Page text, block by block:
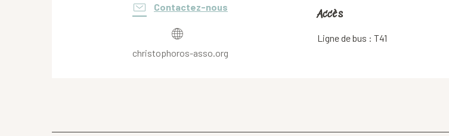
Contactez-nous
christophoros-asso.org
Accès
Accès
Ligne de bus : T41